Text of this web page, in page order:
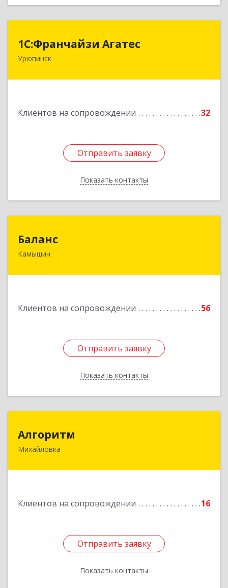
1С:Франчайзи Агатес
Урюпинск
Клиентов на сопровождении 32
Отправить заявку
Показать контакты
403113, Волгоградская обл, Урюпинск г, Ленина
Отправить заявку
Назад
Баланс
Камышин
Клиентов на сопровождении 56
Отправить заявку
Показать контакты
403876, Волгоградская обл, г.о. город Камышин,
Отправить заявку
Назад
Алгоритм
Михайловка
Клиентов на сопровождении 16
Отправить заявку
Показать контакты
Отправить заявку
Назад